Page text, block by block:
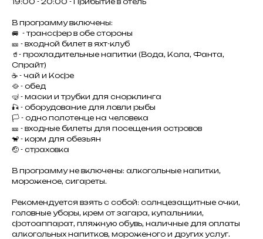
В программу включены:
🚐 - трансфер в обе стороны
🎫 - входной билет в яхт-клуб
🥤- прохладительные напитки (Вода, Кола, Фанта,
Спрайт)
☕️ - чай и Кофе
🥘 - обед
🤿 - маски и трубки для снорклинга
🎣 - оборудование для ловли рыбы
🏳️ - одно полотенце на человека
🎫 - входные билеты для посещения островов
🐒 - корм для обезьян
🤕 - страховка
В программу не включены: алкогольные напитки,
мороженое, сигареты.
Рекомендуется взять с собой: солнцезащитные очки,
головные уборы, крем от загара, купальники,
фотоаппарат, пляжную обувь, наличные для оплаты
алкогольных напитков, мороженого и других услуг.